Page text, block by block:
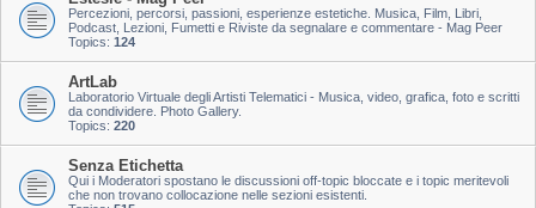
Percezioni, percorsi, passioni, esperienze estetiche. Musica, Film, Libri,
Podcast, Lezioni, Fumetti e Riviste da segnalare e commentare - Mag Peer
Topics: 124
ArtLab
Laboratorio Virtuale degli Artisti Telematici - Musica, video, grafica, foto e scritti
da condividere. Photo Gallery.
Topics: 220
Senza Etichetta
Qui i Moderatori spostano le discussioni off-topic bloccate e i topic meritevoli
che non trovano collocazione nelle sezioni esistenti.